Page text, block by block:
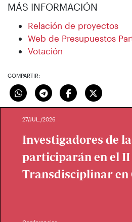
MÁS INFORMACIÓN
Relación de proyectos
Web de Presupuestos
Votación
COMPARTIR:
27/JUL./2026
Investigadores de
participarán en el II
Transdisciplinar